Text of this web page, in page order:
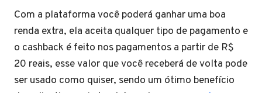
Com a plataforma você poderá ganhar uma boa
renda extra, ela aceita qualquer tipo de pagamento e
o cashback é feito nos pagamentos a partir de R$
20 reais, esse valor que você receberá de volta pode
ser usado como quiser, sendo um ótimo benefício